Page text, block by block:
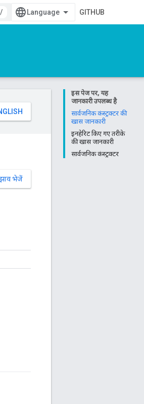
/
GITHUB
इस पेज पर, यह
जानकारी उपलब्ध है
सार्वजनिक कंस्ट्रक्टर की
खास जानकारी
इनहेरिट किए गए तरीके
की खास जानकारी
सार्वजनिक कंस्ट्रक्टर
भेजें